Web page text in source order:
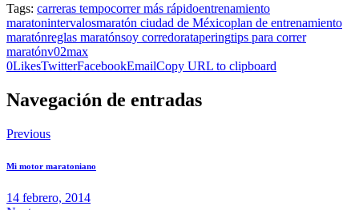
Tags: carreras tempocorrer más rápidoentrenamiento
maratonintervalosmaratón ciudad de Méxicoplan de entrenamiento
maratónreglas maratónsoy corredorataperingtips para correr
maratónv02max
0LikesTwitterFacebookEmailCopy URL to clipboard
Navegación de entradas
Previous
Mi motor maratoniano
14 febrero, 2014